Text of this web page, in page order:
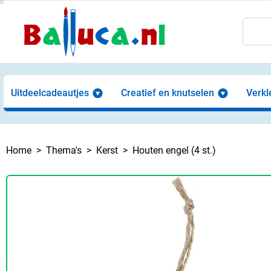
Uitdeelcadeautjes Creatief en knutselen
Home Thema's Kerst Houten engel (4 st.)